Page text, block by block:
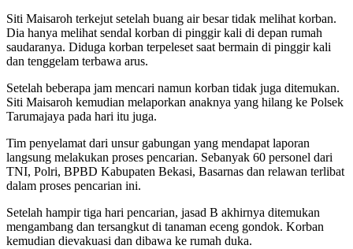
Siti Maisaroh terkejut setelah buang air besar tidak melihat korban.
Dia hanya melihat sendal korban di pinggir kali di depan rumah
saudaranya. Diduga korban terpeleset saat bermain di pinggir kali
dan tenggelam terbawa arus.
Setelah beberapa jam mencari namun korban tidak juga ditemukan.
Siti Maisaroh kemudian melaporkan anaknya yang hilang ke Polsek
Tarumajaya pada hari itu juga.
Tim penyelamat dari unsur gabungan yang mendapat laporan
langsung melakukan proses pencarian. Sebanyak 60 personel dari
TNI, Polri, BPBD Kabupaten Bekasi, Basarnas dan relawan terlibat
dalam proses pencarian ini.
Setelah hampir tiga hari pencarian, jasad B akhirnya ditemukan
mengambang dan tersangkut di tanaman eceng gondok. Korban
kemudian dievakuasi dan dibawa ke rumah duka.